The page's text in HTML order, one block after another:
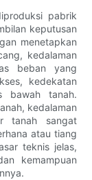
pabrik
keputusan
menetapkan
kedalaman
beban yang
kedekatan
bawah tanah.
kedalaman
tanah sangat
atau tiang
teknis jelas,
kemampuan